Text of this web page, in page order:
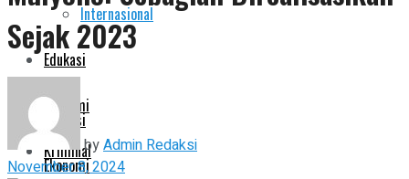
Internasional
Edukasi
Ekonomi
Kriminal
Nasional
Internasional
Edukasi
Ekonomi
Sejak 2023
byAdmin Redaksi
November 8, 2024